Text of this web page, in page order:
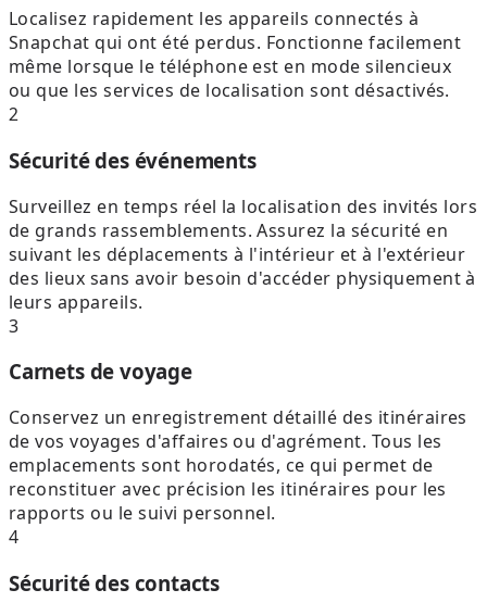
Localisez rapidement les appareils connectés à
Snapchat qui ont été perdus. Fonctionne facilement
même lorsque le téléphone est en mode silencieux
ou que les services de localisation sont désactivés.
2
Sécurité des événements
Surveillez en temps réel la localisation des invités lors
de grands rassemblements. Assurez la sécurité en
suivant les déplacements à l'intérieur et à l'extérieur
des lieux sans avoir besoin d'accéder physiquement à
leurs appareils.
3
Carnets de voyage
Conservez un enregistrement détaillé des itinéraires
de vos voyages d'affaires ou d'agrément. Tous les
emplacements sont horodatés, ce qui permet de
reconstituer avec précision les itinéraires pour les
rapports ou le suivi personnel.
4
Sécurité des contacts